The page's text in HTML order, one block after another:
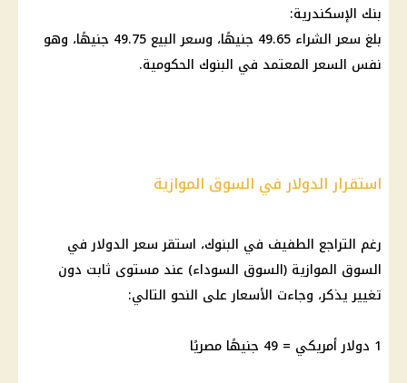
بنك الإسكندرية:
بلغ سعر الشراء 49.65 جنيهًا، وسعر البيع 49.75 جنيهًا، وهو
نفس السعر المعتمد في البنوك الحكومية.
استقرار الدولار في السوق الموازية
رغم التراجع الطفيف في البنوك، استقر سعر الدولار في
السوق الموازية (السوق السوداء) عند مستوى ثابت دون
تغيير يذكر، وجاءت الأسعار على النحو التالي:
1 دولار أمريكي = 49 جنيهًا مصريًا